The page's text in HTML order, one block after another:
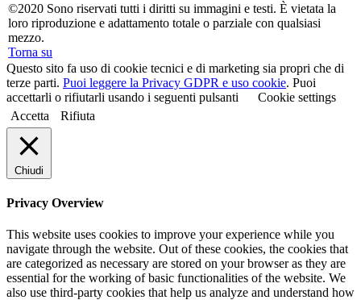
©2020 Sono riservati tutti i diritti su immagini e testi. È vietata la
loro riproduzione e adattamento totale o parziale con qualsiasi
mezzo.
Torna su
Questo sito fa uso di cookie tecnici e di marketing sia propri che di
terze parti. Puoi leggere la Privacy GDPR e uso cookie. Puoi
accettarli o rifiutarli usando i seguenti pulsanti
Cookie settings
Accetta
Rifiuta
Chiudi
Privacy Overview
This website uses cookies to improve your experience while you
navigate through the website. Out of these cookies, the cookies that
are categorized as necessary are stored on your browser as they are
essential for the working of basic functionalities of the website. We
also use third-party cookies that help us analyze and understand how